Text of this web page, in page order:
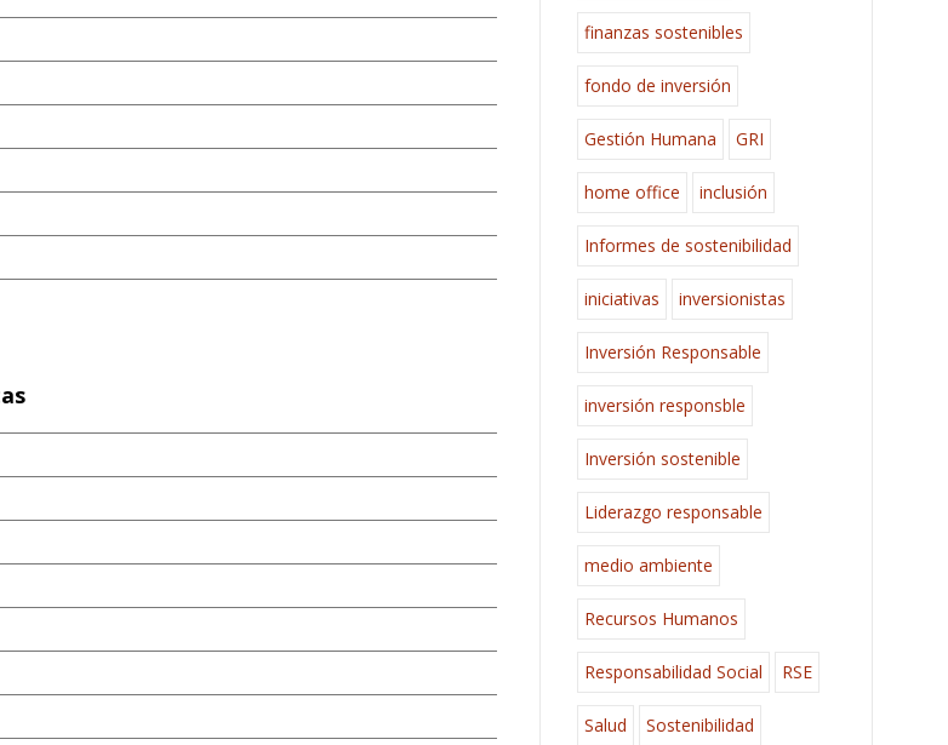
finanzas sostenibles
fondo de inversión
Gestión Humana GRI
home office inclusión
Informes de sostenibilidad
iniciativas inversionistas
Inversión Responsable
inversión responsble
Inversión sostenible
Liderazgo responsable
medio ambiente
Recursos Humanos
Responsabilidad Social RSE
Salud Sostenibilidad